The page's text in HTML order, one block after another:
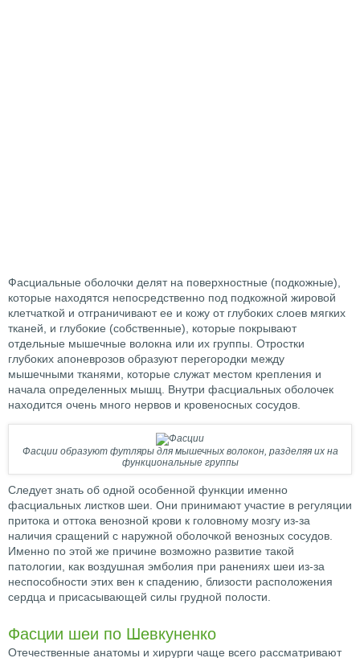
Фасциальные оболочки делят на поверхностные (подкожные),
которые находятся непосредственно под подкожной жировой
клетчаткой и отграничивают ее и кожу от глубоких слоев мягких
тканей, и глубокие (собственные), которые покрывают
отдельные мышечные волокна или их группы. Отростки
глубоких апоневрозов образуют перегородки между
мышечными тканями, которые служат местом крепления и
начала определенных мышц. Внутри фасциальных оболочек
находится очень много нервов и кровеносных сосудов.
Фасции образуют футляры для мышечных волокон, разделяя их на
функциональные группы
Следует знать об одной особенной функции именно
фасциальных листков шеи. Они принимают участие в регуляции
притока и оттока венозной крови к головному мозгу из-за
наличия сращений с наружной оболочкой венозных сосудов.
Именно по этой же причине возможно развитие такой
патологии, как воздушная эмболия при ранениях шеи из-за
неспособности этих вен к спадению, близости расположения
сердца и присасывающей силы грудной полости.
Фасции шеи по Шевкуненко
Отечественные анатомы и хирурги чаще всего рассматривают